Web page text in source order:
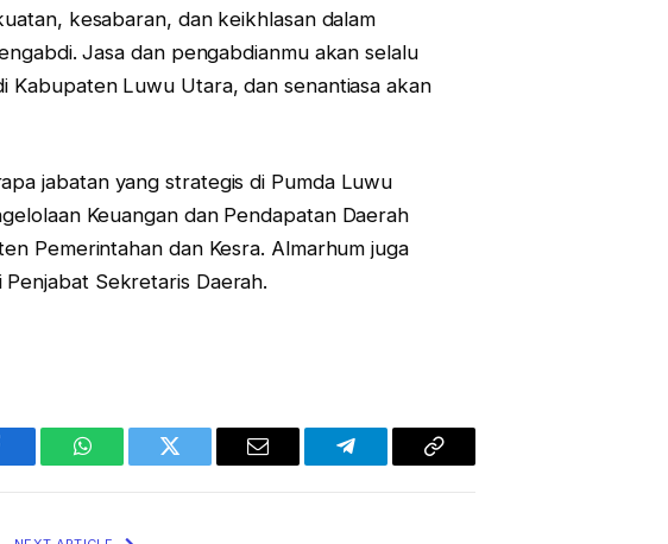
kesabaran, dan keikhlasan dalam
Jasa dan pengabdianmu akan selalu
Kabupaten Luwu Utara, dan senantiasa akan
jabatan yang strategis di Pumda Luwu
Keuangan dan Pendapatan Daerah
Pemerintahan dan Kesra. Almarhum juga
Sekretaris Daerah.
WhatsAppTwitter Email Telegram Copy